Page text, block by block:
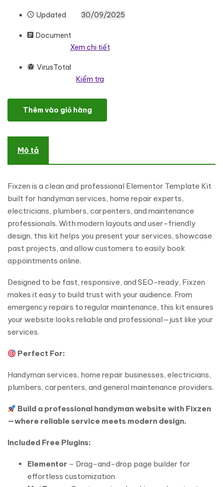
Updated 30/09/2025
Document
Xem chi tiết
VirusTotal
Kiểm tra
Fixzen – Handyman & Home Repair Service Elementor Template
Thêm vào giỏ hàng
Mô tả
Fixzen is a clean and professional Elementor Template Kit
built for handyman services, home repair experts,
electricians, plumbers, carpenters, and maintenance
professionals. With modern layouts and user-friendly
design, this kit helps you present your services, showcase
past projects, and allow customers to easily book
appointments online.
Designed to be fast, responsive, and SEO-ready, Fixzen
makes it easy to build trust with your audience. From
emergency repairs to regular maintenance, this kit ensures
your website looks reliable and professional—just like your
services.
Perfect For:
Handyman services, home repair businesses, electricians,
plumbers, carpenters, and general maintenance providers.
Build a professional handyman website with Fixzen
—where reliable service meets modern design.
Included Free Plugins:
Elementor – Drag-and-drop page builder for
effortless customization